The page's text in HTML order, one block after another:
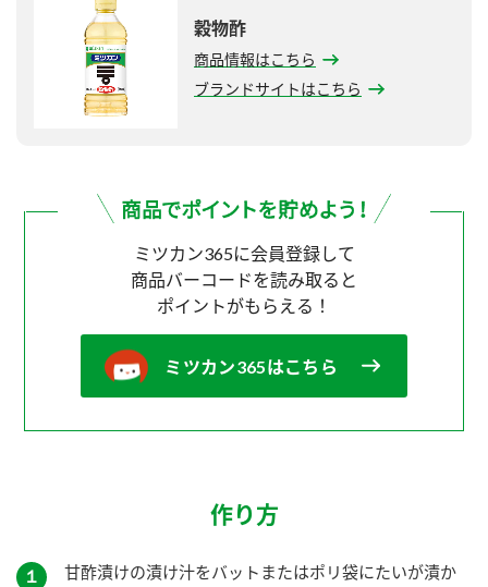
穀物酢
商品情報はこちら
ブランドサイトはこちら
ミツカン365に会員登録して
商品バーコードを読み取ると
ポイントがもらえる！
ミツカン365はこちら
作り方
１
甘酢漬けの漬け汁をバットまたはポリ袋にたいが漬か